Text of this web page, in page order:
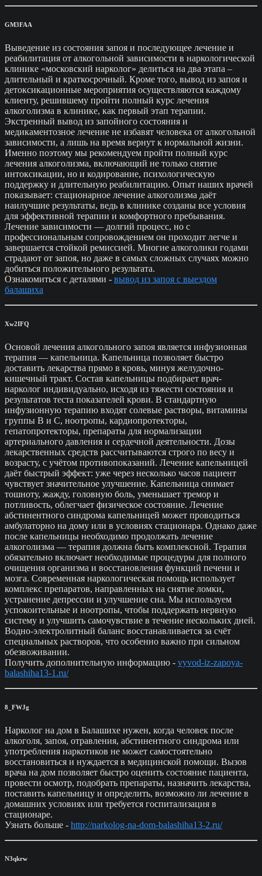
GM3FAA
Выведение из состояния запоя и последующее лечение и
реабилитация от алкогольной зависимости в наркологической
клинике «московский нарколог» делиться на два этапа –
длительный и краткосрочный. Кроме того, вывод из запоя и
детоксикационные мероприятия осуществляются каждому
клиенту, решившему пройти полный курс лечения
алкоголизма в клинике, как первый этап терапии.
Экстренный вывод из запойного состояния и
медикаментозное лечение не избавят человека от алкогольной
зависимости, а лишь на время вернут к нормальной жизни.
Именно поэтому мы рекомендуем пройти полный курс
лечения алкоголизма, включающий не только снятие
интоксикации, но и кодирование, психологическую
поддержку и длительную реабилитацию. Опыт наших врачей
показывает: стационарное лечение алкоголизма даёт
наилучшие результаты, ведь в клинике созданы все условия
для эффективной терапии и комфортного пребывания.
Лечение зависимости — долгий процесс, но с
профессиональным сопровождением он проходит легче и
завершается стойкой ремиссией. Многие алкоголики годами
страдают от запоя, но даже в самых сложных случаях можно
добиться положительного результата.
Ознакомиться с деталями - вывод из запоя с выездом
балашиха
Xw2IFQ
Основой лечения алкогольного запоя является инфузионная
терапия — капельница. Капельница позволяет быстро
доставить лекарства прямо в кровь, минуя желудочно-
кишечный тракт. Состав капельницы подбирает врач-
нарколог индивидуально, исходя из тяжести состояния и
результатов теста показателей крови. В стандартную
инфузионную терапию входят солевые растворы, витамины
группы B и C, ноотропы, кардиопротекторы,
гепатопротекторы, препараты для нормализации
артериального давления и сердечной деятельности. Дозы
лекарственных средств рассчитываются строго по весу и
возрасту, с учётом противопоказаний. Лечение капельницей
даёт быстрый эффект: уже через несколько часов пациент
чувствует значительное улучшение. Капельница снимает
тошноту, жажду, головную боль, уменьшает тремор и
потливость, облегчает физическое состояние. Лечение
абстинентного синдрома капельницей может проводиться
амбулаторно на дому или в условиях стационара. Однако даже
после капельницы необходимо продолжать лечение
алкоголизма — терапия должна быть комплексной. Терапия
обязательно включает необходимые процедуры для полного
очищения организма и восстановления функций печени и
мозга. Современная наркологическая помощь использует
комплекс препаратов, направленных на снятие ломки,
устранение депрессии и улучшение сна. Мы используем
успокоительные и ноотропы, чтобы поддержать нервную
систему и улучшить самочувствие в течение нескольких дней.
Водно-электролитный баланс восстанавливается за счёт
специальных растворов, что особенно важно при сильном
обезвоживании.
Получить дополнительную информацию - vyvod-iz-zapoya-
balashiha13-1.ru/
8_FWJg
Нарколог на дом в Балашихе нужен, когда человек после
алкоголя, запоя, отравления, абстинентного синдрома или
употребления наркотиков не может самостоятельно
восстановиться и нуждается в медицинской помощи. Вызов
врача на дом позволяет быстро оценить состояние пациента,
провести осмотр, подобрать препараты, назначить лекарства,
поставить капельницу и определить, возможно ли лечение в
домашних условиях или требуется госпитализация в
стационаре.
Узнать больше - http://narkolog-na-dom-balashiha13-2.ru/
N3qkrw